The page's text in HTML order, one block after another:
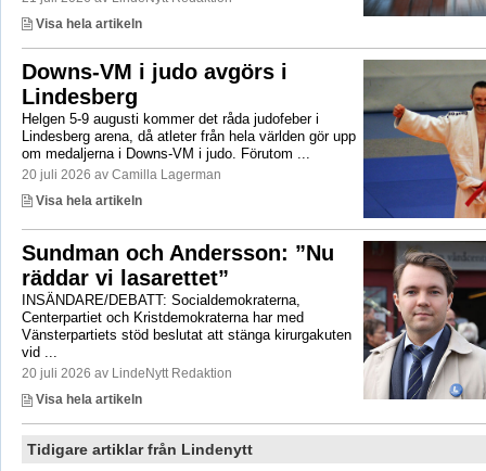
Visa hela artikeln
Downs-VM i judo avgörs i
Lindesberg
Helgen 5-9 augusti kommer det råda judofeber i
Lindesberg arena, då atleter från hela världen gör upp
om medaljerna i Downs-VM i judo. Förutom ...
20 juli 2026 av Camilla Lagerman
Visa hela artikeln
Sundman och Andersson: ”Nu
räddar vi lasarettet”
INSÄNDARE/DEBATT: Socialdemokraterna,
Centerpartiet och Kristdemokraterna har med
Vänsterpartiets stöd beslutat att stänga kirurgakuten
vid ...
20 juli 2026 av LindeNytt Redaktion
Visa hela artikeln
Tidigare artiklar från Lindenytt